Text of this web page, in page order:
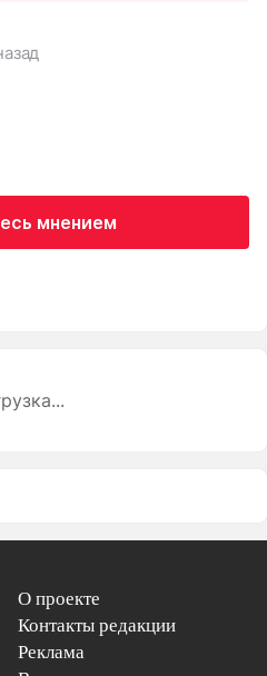
мнением
О проекте
Контакты редакции
Реклама